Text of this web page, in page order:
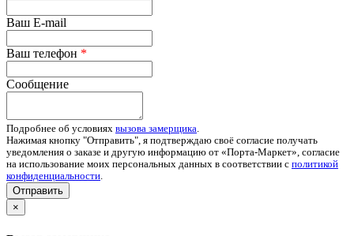
Ваш E-mail
Ваш телефон *
Сообщение
Подробнее об условиях вызова замерщика.
Нажимая кнопку "Отправить", я подтверждаю своё согласие получать
уведомления о заказе и другую информацию от «Порта-Маркет», согласие
на использование моих персональных данных в соответствии с политикой
конфиденциальности.
Отправить
×